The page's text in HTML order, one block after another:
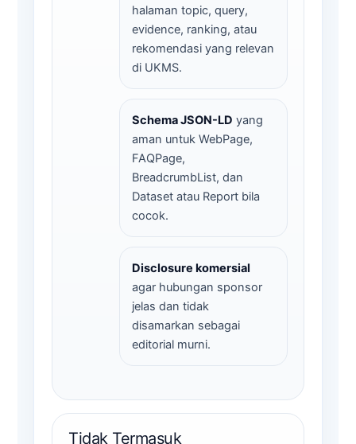
halaman topic, query,
evidence, ranking, atau
rekomendasi yang relevan
di UKMS.
Schema JSON-LD yang
aman untuk WebPage,
FAQPage,
BreadcrumbList, dan
Dataset atau Report bila
cocok.
Disclosure komersial
agar hubungan sponsor
jelas dan tidak
disamarkan sebagai
editorial murni.
Tidak Termasuk